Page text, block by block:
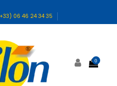
06 46 24 34 35
0